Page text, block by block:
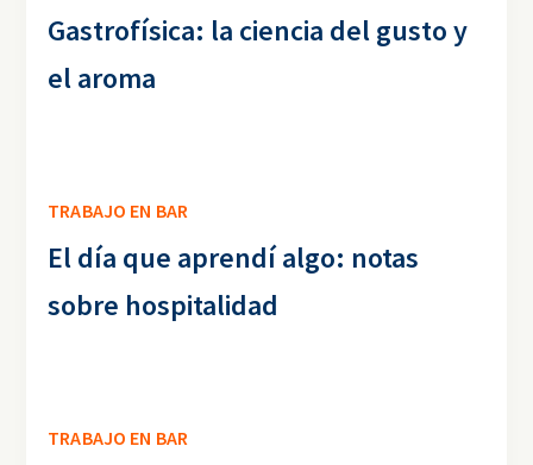
Gastrofísica: la ciencia del gusto y
el aroma
TRABAJO EN BAR
El día que aprendí algo: notas
sobre hospitalidad
TRABAJO EN BAR